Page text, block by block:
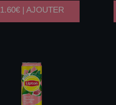
1.60€ | AJOUTER